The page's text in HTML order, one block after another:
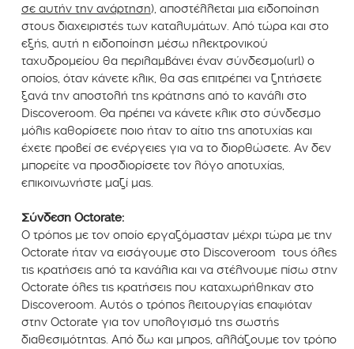
σε αυτήν την ανάρτηση), αποστέλλεται μια ειδοποίηση
στους διαχειριστές των καταλυμάτων. Από τώρα και στο
εξής, αυτή η ειδοποίηση μέσω ηλεκτρονικού
ταχυδρομείου θα περιλαμβάνει έναν σύνδεσμο(url) ο
οποίος, όταν κάνετε κλικ, θα σας επιτρέπει να ζητήσετε
ξανά την αποστολή της κράτησης από το κανάλι στο
Discoveroom. Θα πρέπει να κάνετε κλικ στο σύνδεσμο
μόλις καθορίσετε ποιο ήταν το αίτιο της αποτυχίας και
έχετε προβεί σε ενέργειες για να το διορθώσετε. Αν δεν
μπορείτε να προσδιορίσετε τον λόγο αποτυχίας,
επικοινωνήστε μαζί μας.
Σύνδεση Octorate:
Ο τρόπος με τον οποίο εργαζόμασταν μέχρι τώρα με την
Octorate ήταν να εισάγουμε στο Discoveroom τους όλες
τις κρατήσεις από τα κανάλια και να στέλνουμε πίσω στην
Octorate όλες τις κρατήσεις που καταχωρήθηκαν στο
Discoveroom. Αυτός ο τρόπος λειτουργίας επαφιόταν
στην Octorate για τον υπολογισμό της σωστής
διαθεσιμότητας. Από δω και μπρος, αλλάζουμε τον τρόπο